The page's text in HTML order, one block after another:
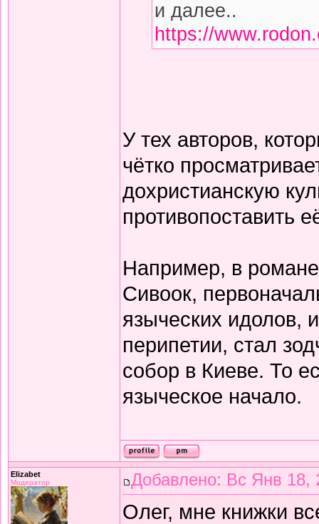
и далее..
https://
У тех авторов,
чётко
дохристианскую
противопоставить
Например, в
Сивоок,
языческих идолов,
перипетии, стал
собор в Киеве. То
языческое начало.
Elizabet
Модератор Добавлено: Вс Янв 18,
Олег, мне книжки